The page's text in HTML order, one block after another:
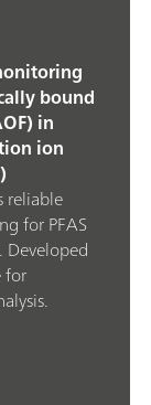
bound
in
ion
reliable
for PFAS
Developed
for